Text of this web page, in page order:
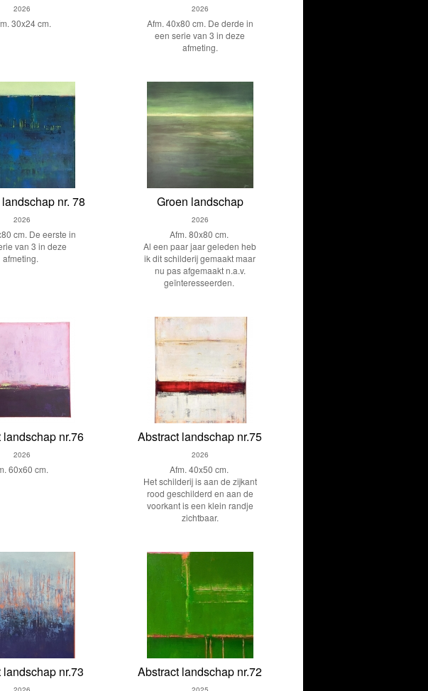
2026
30x24 cm.
2026
Afm. 40x80 cm. De derde in
een serie van 3 in deze
afmeting.
nr. 78
2026
cm. De eerste in
van 3 in deze
afmeting.
Groen landschap
2026
Afm. 80x80 cm.
Al een paar jaar geleden heb
ik dit schilderij gemaakt maar
nu pas afgemaakt n.a.v.
geïnteresseerden.
landschap nr.76
2026
60x60 cm.
Abstract landschap nr.75
2026
Afm. 40x50 cm.
Het schilderij is aan de zijkant
rood geschilderd en aan de
voorkant is een klein randje
zichtbaar.
landschap nr.73 Abstract landschap nr.72